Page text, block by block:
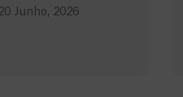
Junho, 2026